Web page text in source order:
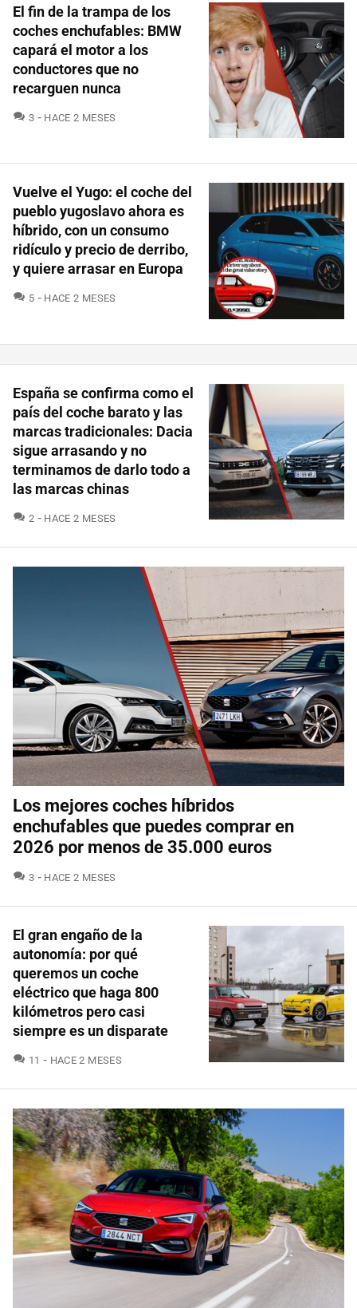
El fin de la trampa de los
coches enchufables: BMW
capará el motor a los
conductores que no
recarguen nunca
3 COMENTARIOS
HACE 2 MESES
Vuelve el Yugo: el coche del
pueblo yugoslavo ahora es
híbrido, con un consumo
ridículo y precio de derribo,
y quiere arrasar en Europa
5 COMENTARIOS
HACE 2 MESES
España se confirma como el
país del coche barato y las
marcas tradicionales: Dacia
sigue arrasando y no
terminamos de darlo todo a
las marcas chinas
2 COMENTARIOS
HACE 2 MESES
Los mejores coches híbridos
enchufables que puedes comprar en
2026 por menos de 35.000 euros
3 COMENTARIOS
HACE 2 MESES
El gran engaño de la
autonomía: por qué
queremos un coche
eléctrico que haga 800
kilómetros pero casi
siempre es un disparate
11 COMENTARIOS
HACE 2 MESES